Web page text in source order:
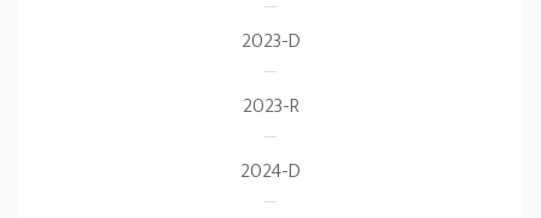
2023-D
2023-R
2024-D